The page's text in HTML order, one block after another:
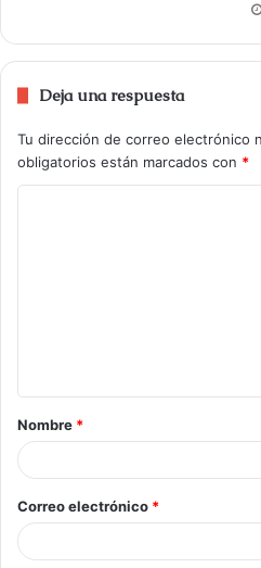
Deja una respuesta
Tu dirección de correo electrónico
obligatorios están marcados con *
Nombre *
Correo electrónico *